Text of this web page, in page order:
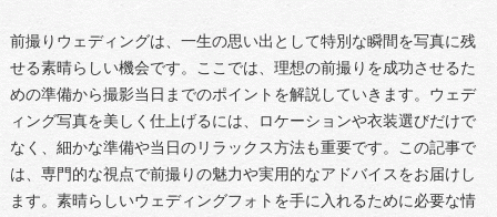
前撮りウェディングは、一生の思い出として特別な瞬間を写真に残
せる素晴らしい機会です。ここでは、理想の前撮りを成功させるた
めの準備から撮影当日までのポイントを解説していきます。ウェデ
ィング写真を美しく仕上げるには、ロケーションや衣装選びだけで
なく、細かな準備や当日のリラックス方法も重要です。この記事で
は、専門的な視点で前撮りの魅力や実用的なアドバイスをお届けし
ます。素晴らしいウェディングフォトを手に入れるために必要な情